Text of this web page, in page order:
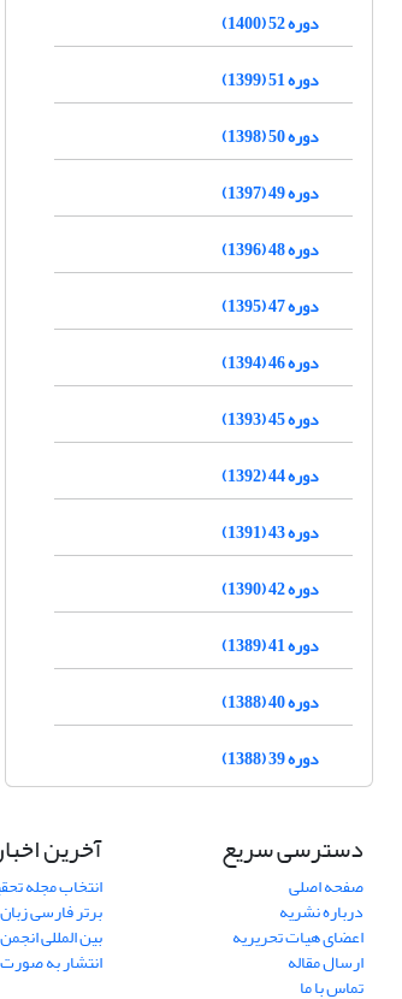
دوره 52 (1400)
دوره 51 (1399)
دوره 50 (1398)
دوره 49 (1397)
دوره 48 (1396)
دوره 47 (1395)
دوره 46 (1394)
دوره 45 (1393)
دوره 44 (1392)
دوره 43 (1391)
دوره 42 (1390)
دوره 41 (1389)
دوره 40 (1388)
دوره 39 (1388)
دسترسی سریع
صفحه اصلی
درباره نشریه
اعضای هیات تحریریه
ارسال مقاله
تماس با ما
آخرین
انتخاب مجله
بین المللی
انتشار به